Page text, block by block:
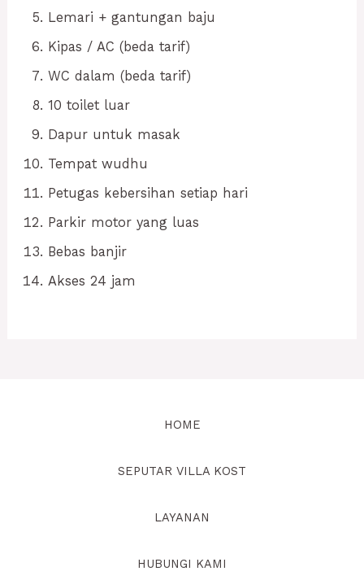
Lemari + gantungan baju
Kipas / AC (beda tarif)
WC dalam (beda tarif)
10 toilet luar
Dapur untuk masak
Tempat wudhu
Petugas kebersihan setiap hari
Parkir motor yang luas
Bebas banjir
Akses 24 jam
HOME
SEPUTAR VILLA KOST
LAYANAN
HUBUNGI KAMI